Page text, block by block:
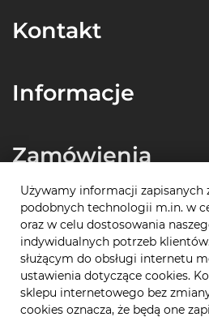
Kontakt
Informacje
Zamówienia
Płatności
Używamy informacji zapisanych
podobnych technologii m.in. w
oraz w celu dostosowania
indywidualnych potrzeb
służącym do obsługi internetu
ustawienia dotyczące cookies.
sklepu internetowego bez
cookies oznacza, że będą one